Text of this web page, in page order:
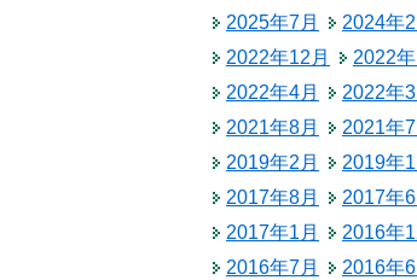
税金
ごみ・リサイクル
北相木村営バス
交通安全・防犯
2025年7月
2024年2
2022年12月
2022
2022年4月
2022年3
2021年8月
2021年7
2019年2月
2019年1
2017年8月
2017年6
2017年1月
2016年
2016年7月
2016年6